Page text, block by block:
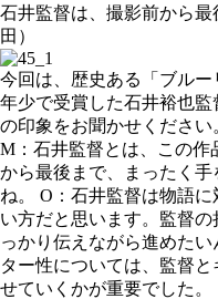
石井監督は、撮影前から
田）
今回は、歴史ある「ブル
年少で受賞した石井裕也
の印象をお聞かせください
M：石井監督とは、この作
から最後まで、まったく
ね。 O：石井監督は物語
い方だと思います。監督
っかり伝えながら進めた
ター性については、監督
せていくかが重要でした。